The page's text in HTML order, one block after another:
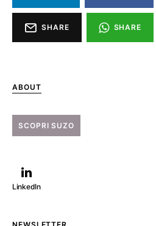
SHARE SHARE
ABOUT
SCOPRI SUZO
LinkedIn